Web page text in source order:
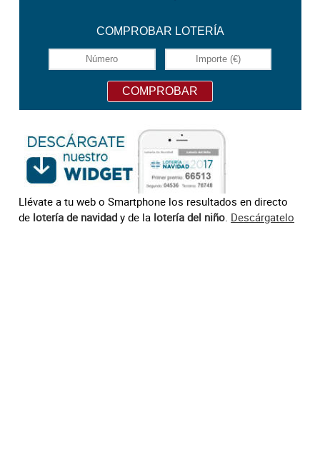
COMPROBAR LOTERÍA
Llévate a tu web o Smartphone los resultados en directo
de lotería de navidad y de la lotería del niño Descárgatelo